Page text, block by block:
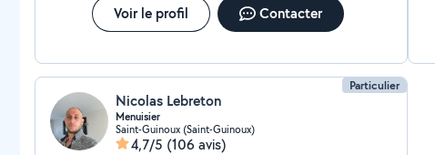
Voir le profil Contacter
Particulier
Nicolas Lebreton
Menuisier
Saint-Guinoux (Saint-Guinoux)
4,7/5 (106 avis)